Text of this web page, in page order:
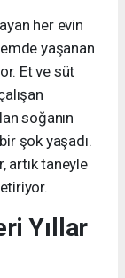
her evin
yaşanan
Et ve süt
soğanın
şok yaşadı.
artık taneyle
Yıllar